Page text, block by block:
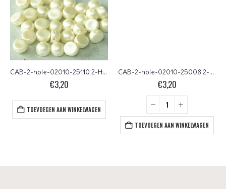
CAB-2-hole-02010-25110 2-Hole Cabochon Pastel Light Cream 25 Pc.
€3,20
TOEVOEGEN AAN WINKELWAGEN
CAB-2-hole-02010-25008 2-Hole Cabochon Pastel Pink 25 Pc.
€3,20
TOEVOEGEN AAN WINKELWAGEN